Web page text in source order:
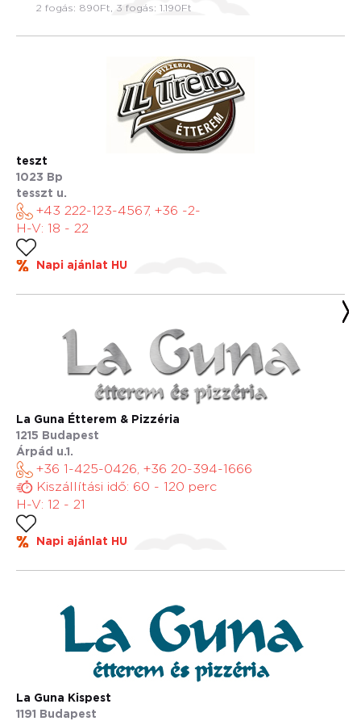
2 fogás: 890Ft, 3 fogás: 1.190Ft
teszt
1023 Bp
tesszt u.
+43 222-123-4567, +36 -2-
H-V: 18 - 22
Napi ajánlat HU
La Guna Étterem & Pizzéria
1215 Budapest
Árpád u.1.
+36 1-425-0426, +36 20-394-1666
Kiszállítási idő: 60 - 120 perc
H-V: 12 - 21
Napi ajánlat HU
La Guna Kispest
1191 Budapest